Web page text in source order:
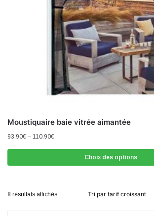
Moustiquaire baie vitrée aimantée
93.90€ – 110.90€
Choix des options
8 résultats affichés